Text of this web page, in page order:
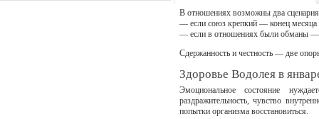
В отношениях возможны два
— если союз крепкий — конец месяца
— если в отношениях были обманы —
Сдержанность и честность — две
Здоровье Водолея в
Эмоциональное состояние
раздражительность, чувство
попытки организма восстановиться.